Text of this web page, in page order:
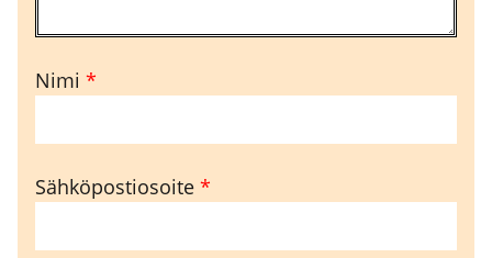
Nimi *
Sähköpostiosoite *